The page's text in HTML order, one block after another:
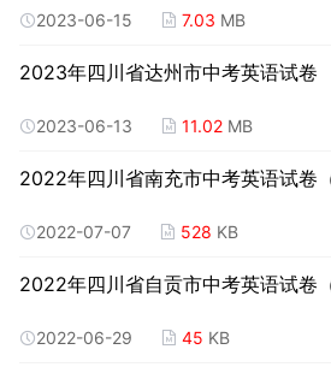
2023-06-15 7.03 MB
2023年四川省达州市中考英语试卷
2023-06-13 11.02 MB
2022年四川省南充市中考英语试卷
2022-07-07 528 KB
2022年四川省自贡市中考英语试卷
2022-06-29 45 KB